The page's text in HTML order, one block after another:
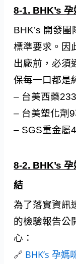
8-1. BHK’s
BHK’s 開發
標準要求。因
出廠前，必須
保每一口都是
– 台美西藥
– 台美塑化劑
– SGS重金屬
8-2. BHK’s
結
為了落實資訊
的檢驗報告公
心：
🔗 BHK’s 孕媽